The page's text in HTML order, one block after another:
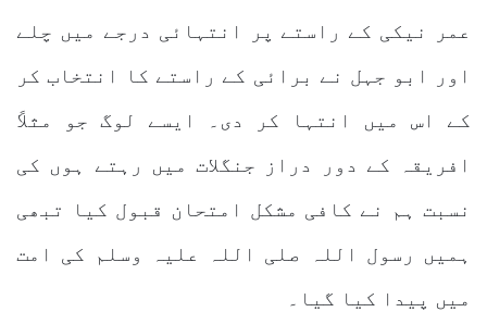
عمر نیکی کے راستے پر انتہائی درجے میں چلے
اور ابو جہل نے برائی کے راستے کا انتخاب کر
کے اس میں انتہا کر دی۔ ایسے لوگ جو مثلاً
افریقہ کے دور دراز جنگلات میں رہتے ہوں کی
نسبت ہم نے کافی مشکل امتحان قبول کیا تبھی
ہمیں رسول اللہ صلی اللہ علیہ وسلم کی امت
میں پیدا کیا گیا۔